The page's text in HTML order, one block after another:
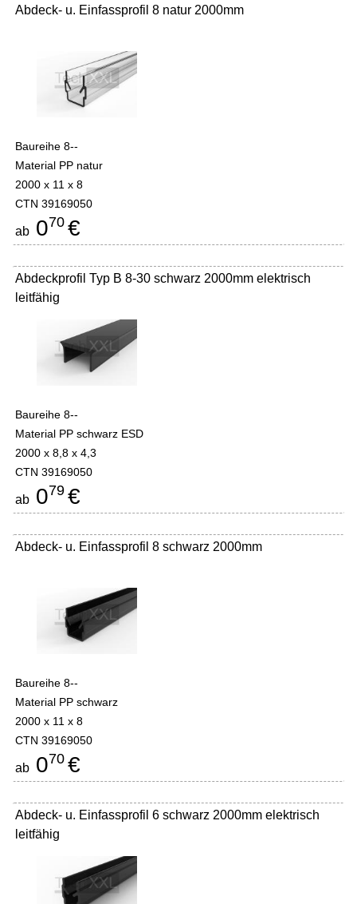
Abdeck- u. Einfassprofil 8 natur 2000mm
Baureihe 8--
Material PP natur
2000 x 11 x 8
CTN 39169050
ab 070 €
Abdeckprofil Typ B 8-30 schwarz 2000mm elektrisch
leitfähig
Baureihe 8--
Material PP schwarz ESD
2000 x 8,8 x 4,3
CTN 39169050
ab 079 €
Abdeck- u. Einfassprofil 8 schwarz 2000mm
Baureihe 8--
Material PP schwarz
2000 x 11 x 8
CTN 39169050
ab 070 €
Abdeck- u. Einfassprofil 6 schwarz 2000mm elektrisch
leitfähig